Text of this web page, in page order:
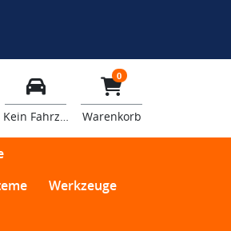
Kein Fahrzeug
0
Warenkorb
Werkzeuge